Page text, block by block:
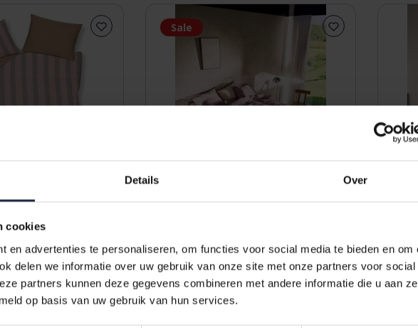
Details Over
cookies
en advertenties te personaliseren, om functies voor social media te bieden en om
delen we informatie over uw gebruik van onze site met onze partners voor social
partners kunnen deze gegevens combineren met andere informatie die u aan
op basis van uw gebruik van hun services.
Yarn Dyed
1-persoons
multi
Sale
Auping Mauve Twists
dekbedovertrek 240x200/220
Mauve
151,96
189,95